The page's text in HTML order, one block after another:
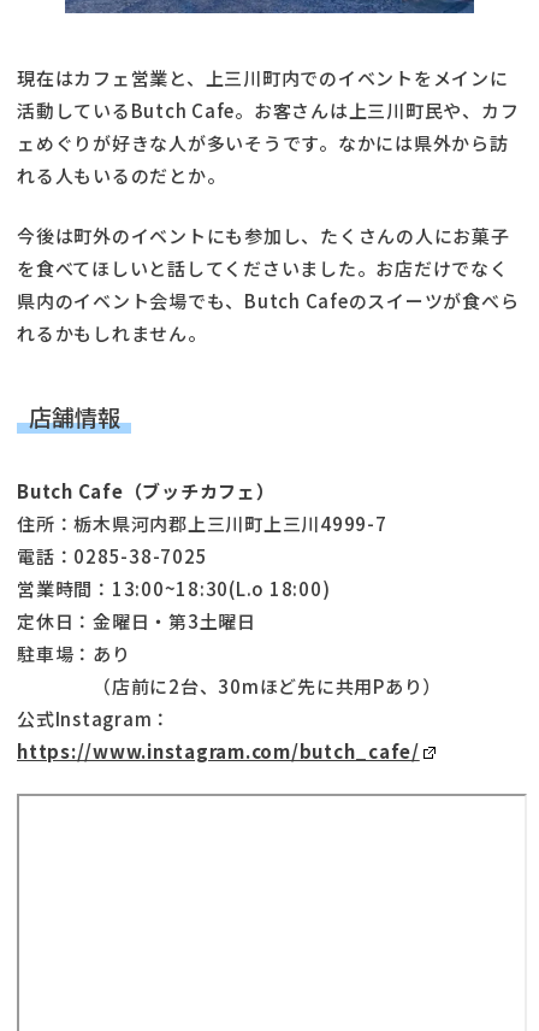
現在はカフェ営業と、上三川町内でのイベントをメインに
活動しているButch Cafe。お客さんは上三川町民や、カフ
ェめぐりが好きな人が多いそうです。なかには県外から訪
れる人もいるのだとか。
今後は町外のイベントにも参加し、たくさんの人にお菓子
を食べてほしいと話してくださいました。お店だけでなく
県内のイベント会場でも、Butch Cafeのスイーツが食べら
れるかもしれません。
店舗情報
Butch Cafe（ブッチカフェ）
住所：栃木県河内郡上三川町上三川4999-7
電話：0285-38-7025
営業時間：13:00~18:30(L.o 18:00)
定休日：金曜日・第3土曜日
駐車場：あり
（店前に2台、30mほど先に共用Pあり）
公式Instagram：
https://www.instagram.com/butch_cafe/